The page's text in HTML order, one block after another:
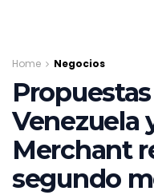
Home Negocios
Venezuela
Merchant
segundo